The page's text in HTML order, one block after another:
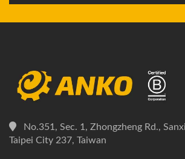
No.351, Sec. 1, Zhongzheng Rd.,
Taipei City 237, Taiwan